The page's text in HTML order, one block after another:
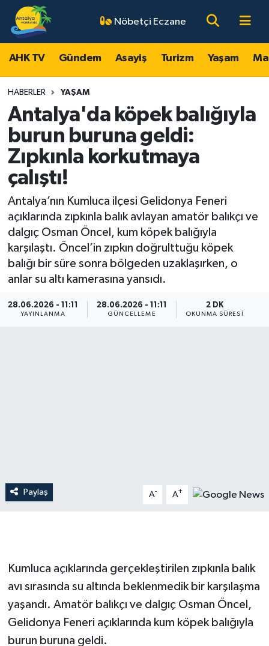
Nöbetçi Eczane
AHK TV Gündem Asayiş Turizm Yaşam
HABERLER YAŞAM
Antalya'da köpek balığıyla
burun buruna geldi:
Zıpkınla korkutmaya
çalıştı!
Antalya’nın Kumluca ilçesi Gelidonya Feneri
açıklarında zıpkınla balık avlayan amatör balıkçı ve
dalgıç Osman Öncel, kum köpek balığıyla
karşılaştı. Öncel’in zıpkın doğrulttuğu köpek
balığı bir süre sonra bölgeden uzaklaşırken, o
anlar su altı kamerasına yansıdı.
28.06.2026 - 11:11
YAYINLANMA
28.06.2026 - 11:11
GÜNCELLEME
2 DK
OKUNMA SÜRESI
Paylaş A- A+
Kumluca açıklarında gerçekleştirilen zıpkınla balık
avı sırasında su altında beklenmedik bir karşılaşma
yaşandı. Amatör balıkçı ve dalgıç Osman Öncel,
Gelidonya Feneri açıklarında kum köpek balığıyla
burun buruna geldi.
AHK TV
Gündem
Asayiş
Turizm
Yaşam
Magazin
Ekonomi
Spor
Resmi Reklamlar
Antalya Nöbetçi Eczaneler
Antalya Hava Durumu
Antalya Namaz Vakitleri
Antalya Trafik Yoğunluk Haritası
Süper Lig Puan Durumu ve Fikstür
Tüm Manşetler
Son Dakika Haberleri
Haber Arşivi